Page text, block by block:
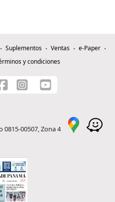
Suplementos Ventas
e-Paper
y condiciones
0815-00507, Zona 4